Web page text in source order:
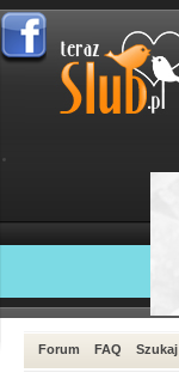
Forum FAQ Szukaj